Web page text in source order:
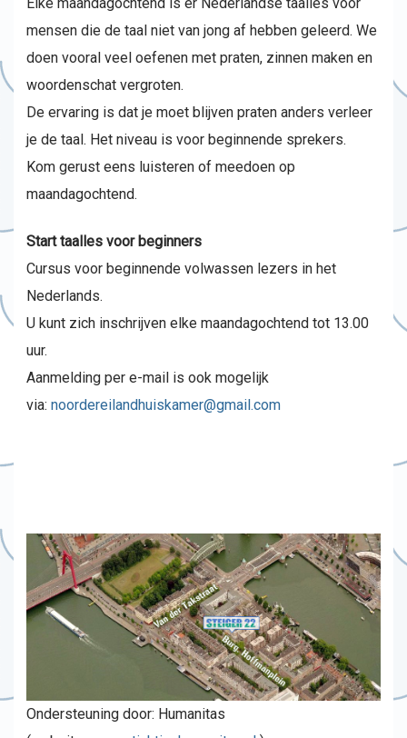
Elke maandagochtend is er Nederlandse taalles voor
mensen die de taal niet van jong af hebben geleerd. We
doen vooral veel oefenen met praten, zinnen maken en
woordenschat vergroten.
De ervaring is dat je moet blijven praten anders verleer
je de taal. Het niveau is voor beginnende sprekers.
Kom gerust eens luisteren of meedoen op
maandagochtend.
Start taalles voor beginners
Cursus voor beginnende volwassen lezers in het
Nederlands.
U kunt zich inschrijven elke maandagochtend tot 13.00
uur.
Aanmelding per e-mail is ook mogelijk
via: noordereilandhuiskamer@gmail.com
Ondersteuning door: Humanitas